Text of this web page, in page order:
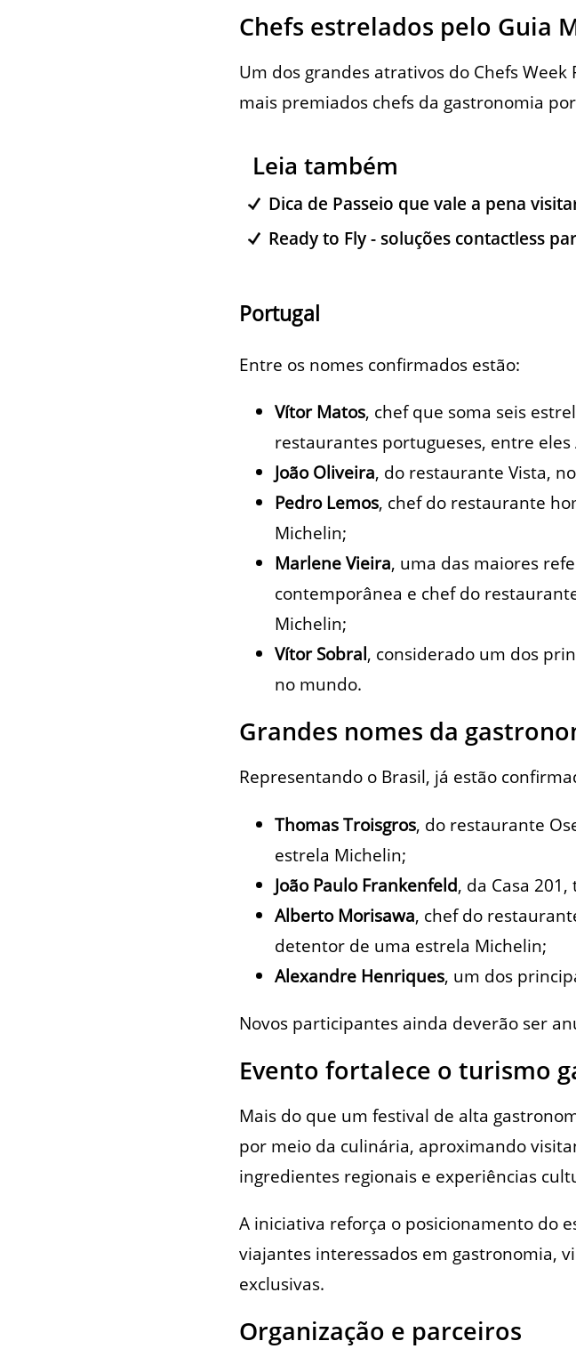
Chefs estrelados pelo Guia
Um dos grandes atrativos do Chefs
mais premiados chefs da gastronomia
Leia também
Dica de Passeio que vale a pena
Ready to Fly - soluções contactless
Portugal
Entre os nomes confirmados estão:
Vítor Matos, chef que soma seis
restaurantes portugueses, entre
João Oliveira, do restaurante Vista,
Pedro Lemos, chef do restaurante
Michelin;
Marlene Vieira, uma das maiores
contemporânea e chef do
Michelin;
Vítor Sobral, considerado um dos
no mundo.
Grandes nomes da
Representando o Brasil, já estão
Thomas Troisgros, do restaurante
estrela Michelin;
João Paulo Frankenfeld, da Casa
Alberto Morisawa, chef do
detentor de uma estrela Michelin;
Alexandre Henriques, um dos
Novos participantes ainda deverão ser
Evento fortalece o turismo
Mais do que um festival de alta
por meio da culinária, aproximando
ingredientes regionais e experiências
A iniciativa reforça o posicionamento do
viajantes interessados em gastronomia,
exclusivas.
Organização e parceiros